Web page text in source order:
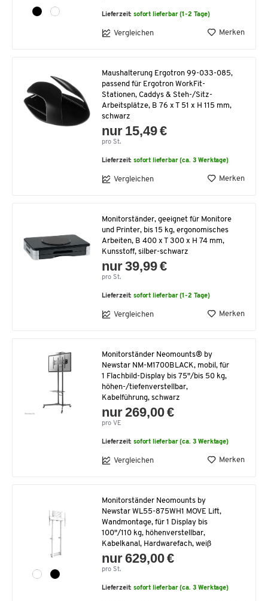
Lieferzeit:sofort lieferbar (1-2 Tage)
Vergleichen Merken
Maushalterung Ergotron 99-033-085,
passend für Ergotron WorkFit-
Stationen, Caddys & Steh-/Sitz-
Arbeitsplätze, B 76 x T 51 x H 115 mm,
schwarz
nur 15,49 €
pro St.
Lieferzeit:sofort lieferbar (ca. 3 Werktage)
Vergleichen Merken
Monitorständer, geeignet für Monitore
und Printer, bis 15 kg, ergonomisches
Arbeiten, B 400 x T 300 x H 74 mm,
Kunsstoff, silber-schwarz
nur 39,99 €
pro St.
Lieferzeit:sofort lieferbar (1-2 Tage)
Vergleichen Merken
Monitorständer Neomounts® by
Newstar NM-M1700BLACK, mobil, für
1 Flachbild-Display bis 75"/bis 50 kg,
höhen-/tiefenverstellbar,
Kabelführung, schwarz
nur 269,00 €
pro VE
Lieferzeit:sofort lieferbar (ca. 3 Werktage)
Vergleichen Merken
Monitorständer Neomounts by
Newstar WL55-875WH1 MOVE Lift,
Wandmontage, für 1 Display bis
100"/110 kg, höhenverstellbar,
Kabelkanal, Hardwarefach, weiß
nur 629,00 €
pro St.
Lieferzeit:sofort lieferbar (ca. 3 Werktage)